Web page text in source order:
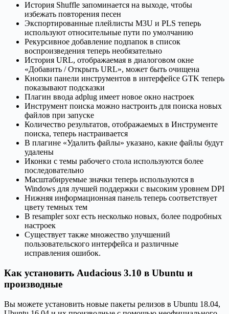
История Shuffle запоминается на выходе, чтобы
избежать повторения песен
Экспортированные плейлисты M3U и PLS теперь
используют относительные пути по умолчанию
Рекурсивное добавление подпапок в список
воспроизведения теперь необязательно
История URL, отображаемая в диалоговом окне
«Добавить / Открыть URL», может быть очищена
Кнопки панели инструментов в интерфейсе GTK теперь
показывают подсказки
Плагин ввода adplug имеет новое окно настроек
Инструмент поиска можно настроить для поиска новых
файлов при запуске
Количество результатов, отображаемых в Инструменте
поиска, теперь настраивается
В плагине «Удалить файлы» указано, какие файлы будут
удалены
Иконки с темы рабочего стола используются более
последовательно
Масштабируемые значки теперь используются в
Windows для лучшей поддержки с высоким уровнем DPI
Нижняя информационная панель теперь соответствует
цвету темных тем
В resampler soxr есть несколько новых, более подробных
настроек
Существует также множество улучшений
пользовательского интерфейса и различные
исправления ошибок.
Как установить Audacious 3.10 в Ubuntu и
производные
Вы можете установить новые пакеты релизов в Ubuntu 18.04,